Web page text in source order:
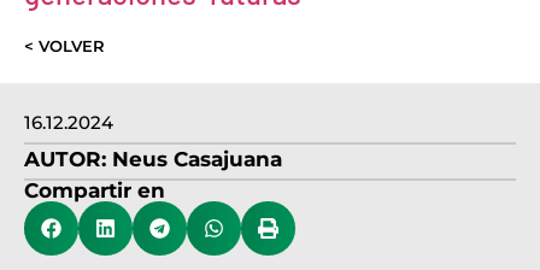
16.12.2024
AUTOR: Neus Casajuana
Compartir en
< VOLVER